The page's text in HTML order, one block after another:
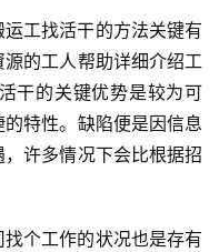
工找活干的方法关键有
的工人帮助详细介绍工
干的关键优势是较为可
特性。缺陷便是因信息
许多情况下会比根据招
个工作的状况也是存有